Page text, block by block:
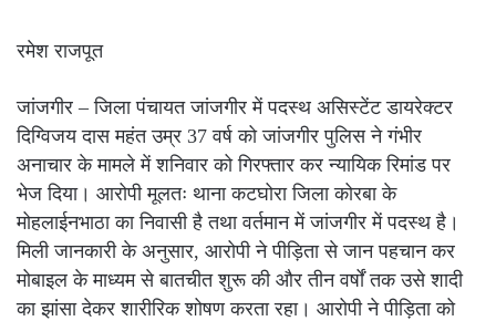
रमेश राजपूत
जांजगीर – जिला पंचायत जांजगीर में पदस्थ असिस्टेंट डायरेक्टर
दिग्विजय दास महंत उम्र 37 वर्ष को जांजगीर पुलिस ने गंभीर
अनाचार के मामले में शनिवार को गिरफ्तार कर न्यायिक रिमांड पर
भेज दिया। आरोपी मूलतः थाना कटघोरा जिला कोरबा के
मोहलाईनभाठा का निवासी है तथा वर्तमान में जांजगीर में पदस्थ है।
मिली जानकारी के अनुसार, आरोपी ने पीड़िता से जान पहचान कर
मोबाइल के माध्यम से बातचीत शुरू की और तीन वर्षों तक उसे शादी
का झांसा देकर शारीरिक शोषण करता रहा। आरोपी ने पीड़िता को